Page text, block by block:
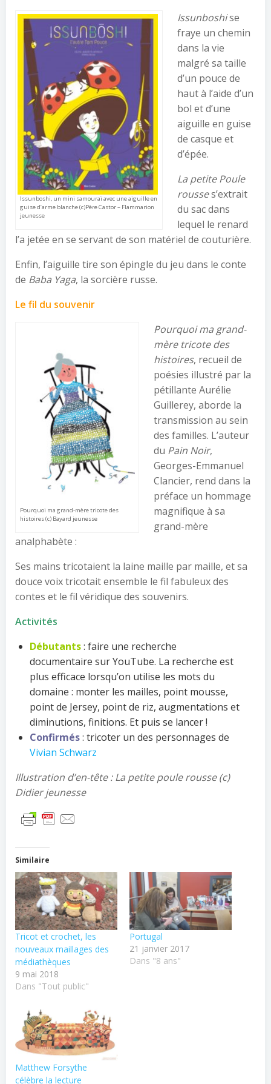
Issunboshi, un mini samouraï avec une aiguille en
guise d’arme blanche (c)Père Castor – Flammarion
jeunesse
Issunboshise
fraye un chemin
dans la vie
malgré sa taille
d’un pouce de
haut à l’aide d’un
bol et d’une
aiguille en guise
de casque et
d’épée.
La petite Poule
rousses’extrait
du sac dans
lequel le renard
l’a jetée en se servant de son matériel de couturière.
Enfin, l’aiguille tire son épingle du jeu dans le conte
de Baba Yaga, la sorcière russe.
Le fil du souvenir
Pourquoi ma grand-mère tricote des
histoires (c) Bayard jeunesse
Pourquoi ma grand-
mère tricote des
histoires, recueil de
poésies illustré par la
pétillante Aurélie
Guillerey, aborde la
transmission au sein
des familles. L’auteur
du Pain Noir,
Georges-Emmanuel
Clancier, rend dans la
préface un hommage
magnifique à sa
grand-mère
analphabète :
Ses mains tricotaient la laine maille par maille, et sa
douce voix tricotait ensemble le fil fabuleux des
contes et le fil véridique des souvenirs.
Activités
Débutants: faire une recherche
documentaire sur YouTube. La recherche est
plus efficace lorsqu’on utilise les mots du
domaine : monter les mailles, point mousse,
point de Jersey, point de riz, augmentations et
diminutions, finitions. Et puis se lancer !
Confirmés: tricoter un des personnages de
Vivian Schwarz
Illustration d’en-tête : La petite poule rousse (c)
Didier jeunesse
Similaire
Tricot et crochet, les
nouveaux maillages des
médiathèques
9 mai 2018
Dans "Tout public"
Portugal
21 janvier 2017
Dans "8 ans"
Matthew Forsythe
célèbre la lecture